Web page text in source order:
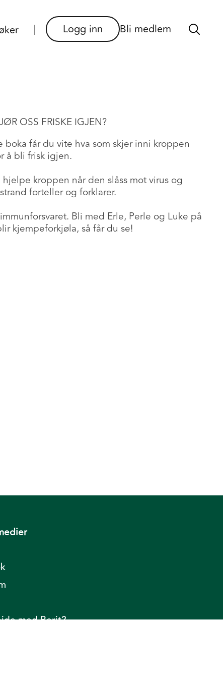
Logg inn Bli medlem ×
OSS FRISKE IGJEN?
får du vite hva som skjer inni kroppen
å bli frisk igjen.
kroppen når den slåss mot virus og
forteller og forklarer.
Bli med Erle, Perle og Luke på
kjempeforkjøla, så får du se!
med Berit?